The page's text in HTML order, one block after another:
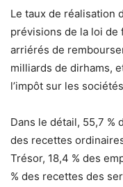
Le taux de réalisation
prévisions de la loi de
arriérés de
milliards de dirhams,
l’impôt sur les
Dans le détail, 55,7 %
des recettes
Trésor, 18,4 % des
% des recettes des